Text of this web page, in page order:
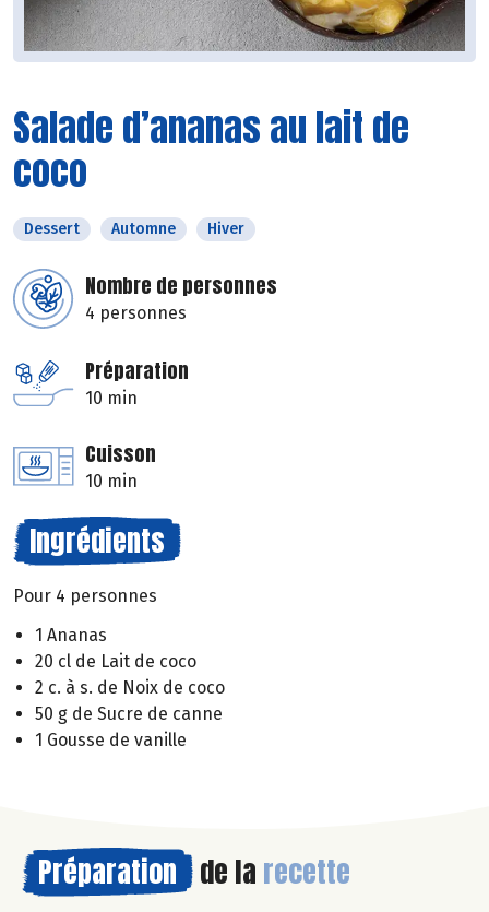
Salade d’ananas au lait de
coco
Dessert Automne Hiver
Nombre de personnes
4 personnes
Préparation
10 min
Cuisson
10 min
Ingrédients
Pour 4 personnes
1 Ananas
20 cl de Lait de coco
2 c. à s. de Noix de coco
50 g de Sucre de canne
1 Gousse de vanille
Préparation de la recette